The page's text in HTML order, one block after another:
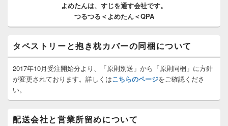
ッ
エ
リ
よめたんは、 すじを通す会社です。
つるつる＜よめたん＜QPA
タペストリーと抱き枕カバーの同梱について
2017年10月受注開始分より、「原則別送」から「原則同梱」に方針
が変更されております。詳しくはこちらのページをご確認くださ
い。
配送会社と営業所留めについて